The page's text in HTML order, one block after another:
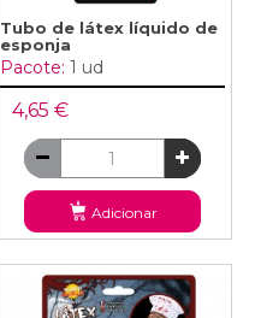
Tubo de látex líquido de
esponja
Pacote: 1 ud
4,65 €
Adicionar